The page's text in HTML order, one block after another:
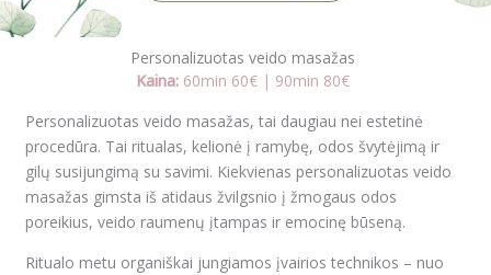
Personalizuotas veido masažas
Kaina: 60min 60€ | 90min 80€
Personalizuotas veido masažas, tai daugiau nei estetinė
procedūra. Tai ritualas, kelionė į ramybę, odos švytėjimą ir
gilų susijungimą su savimi. Kiekvienas personalizuotas veido
masažas gimsta iš atidaus žvilgsnio į žmogaus odos
poreikius, veido raumenų įtampas ir emocinę būseną.
Ritualo metu organiškai jungiamos įvairios technikos – nuo